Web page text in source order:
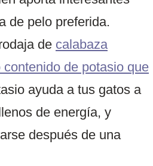
de pelo preferida.
de calabaza
de potasio que
ayuda a tus gatos a
de energía, y
después de una